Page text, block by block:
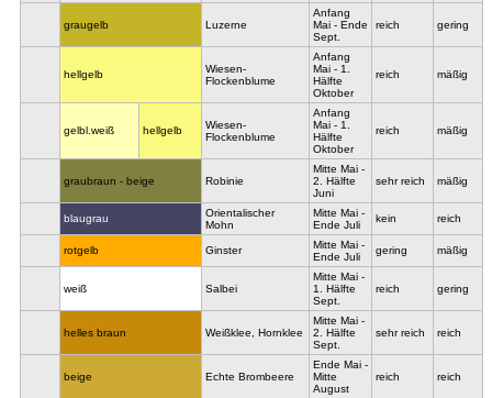
graugelb Luzerne
Anfang
Mai - Ende
Sept.
reich gering
hellgelb
Wiesen-
Flockenblume
Anfang
Mai - 1.
Hälfte
Oktober
reich mäßig
gelbl.weiß hellgelb
Wiesen-
Flockenblume
Anfang
Mai - 1.
Hälfte
Oktober
reich mäßig
graubraun - beige Robinie
Mitte Mai -
2. Hälfte
Juni
sehr reich mäßig
blaugrau
Orientalischer
Mohn
Mitte Mai -
Ende Juli
kein reich
rotgelb Ginster
Mitte Mai -
Ende Juli
gering mäßig
weiß Salbei
Mitte Mai -
1. Hälfte
Sept.
reich gering
helles braun Weißklee, Hornklee
Mitte Mai -
2. Hälfte
Sept.
sehr reich reich
beige Echte Brombeere
Ende Mai -
Mitte
August
reich reich